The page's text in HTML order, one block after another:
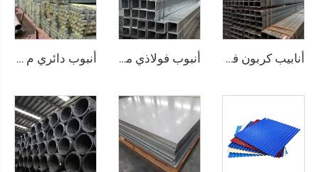
أنابيب كربون فولاذية مربعة غير ملحومة أنبوب فولاذي مجلفن Gi، أنبوب مربع غير ملحوم أنبوب دائري م Seamless مغلفن